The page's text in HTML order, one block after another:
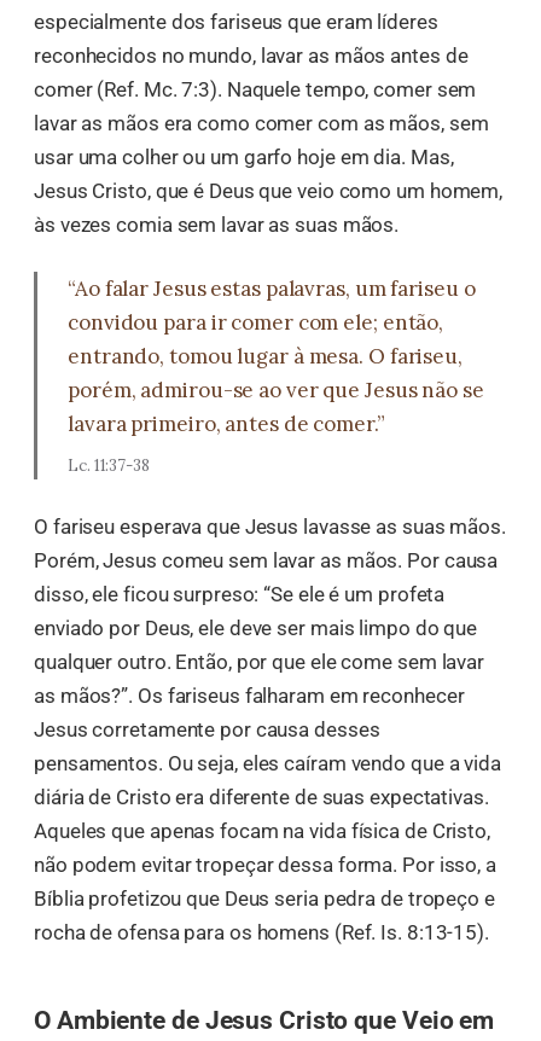
especialmente dos fariseus que eram líderes
reconhecidos no mundo, lavar as mãos antes de
comer (Ref. Mc. 7:3). Naquele tempo, comer sem
lavar as mãos era como comer com as mãos, sem
usar uma colher ou um garfo hoje em dia. Mas,
Jesus Cristo, que é Deus que veio como um homem,
às vezes comia sem lavar as suas mãos.
“Ao falar Jesus estas palavras, um fariseu o
convidou para ir comer com ele; então,
entrando, tomou lugar à mesa. O fariseu,
porém, admirou-se ao ver que Jesus não se
lavara primeiro, antes de comer.”
Lc. 11:37-38
O fariseu esperava que Jesus lavasse as suas mãos.
Porém, Jesus comeu sem lavar as mãos. Por causa
disso, ele ficou surpreso: “Se ele é um profeta
enviado por Deus, ele deve ser mais limpo do que
qualquer outro. Então, por que ele come sem lavar
as mãos?”. Os fariseus falharam em reconhecer
Jesus corretamente por causa desses
pensamentos. Ou seja, eles caíram vendo que a vida
diária de Cristo era diferente de suas expectativas.
Aqueles que apenas focam na vida física de Cristo,
não podem evitar tropeçar dessa forma. Por isso, a
Bíblia profetizou que Deus seria pedra de tropeço e
rocha de ofensa para os homens (Ref. Is. 8:13-15).
O Ambiente de Jesus Cristo que Veio em